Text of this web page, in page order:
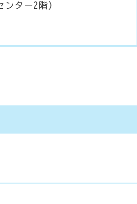
ター2階)